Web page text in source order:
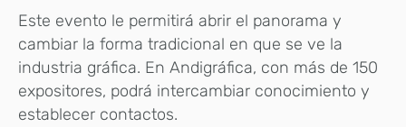
Este evento le permitirá abrir el panorama y
cambiar la forma tradicional en que se ve la
industria gráfica. En Andigráfica, con más de 150
expositores, podrá intercambiar conocimiento y
establecer contactos.